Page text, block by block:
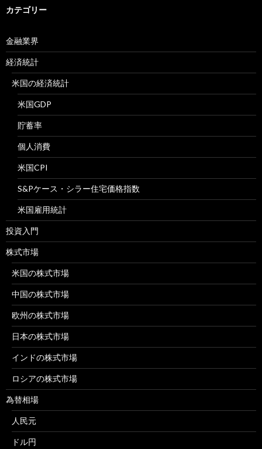
カテゴリー
金融業界
経済統計
米国の経済統計
米国GDP
貯蓄率
個人消費
米国CPI
S&Pケース・シラー住宅価格指数
米国雇用統計
投資入門
株式市場
米国の株式市場
中国の株式市場
欧州の株式市場
日本の株式市場
インドの株式市場
ロシアの株式市場
為替相場
人民元
ドル円